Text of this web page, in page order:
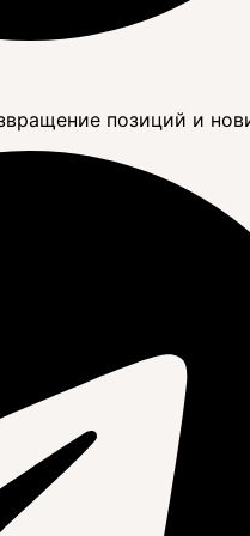
позиций и